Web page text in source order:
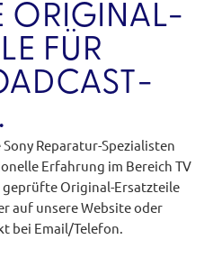
ORIGINAL-
FÜR
Reparatur-Spezialisten
Erfahrung im Bereich TV
Original-Ersatzteile
auf unsere Website oder
bei Email/Telefon.